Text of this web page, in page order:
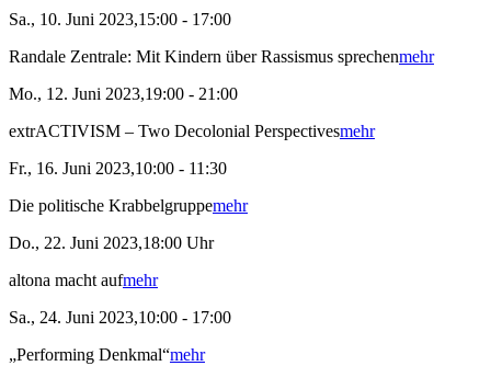
Sa., 10. Juni 2023,15:00 - 17:00
Randale Zentrale: Mit Kindern über Rassismus sprechenmehr
Mo., 12. Juni 2023,19:00 - 21:00
extrACTIVISM – Two Decolonial Perspectivesmehr
Fr., 16. Juni 2023,10:00 - 11:30
Die politische Krabbelgruppemehr
Do., 22. Juni 2023,18:00 Uhr
altona macht aufmehr
Sa., 24. Juni 2023,10:00 - 17:00
„Performing Denkmal“mehr